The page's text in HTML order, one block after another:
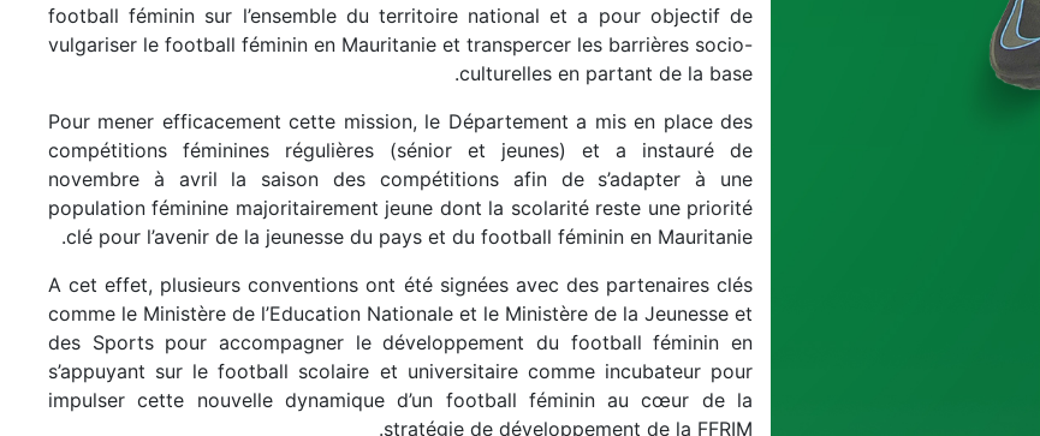
football féminin sur l’ensemble du territoire national et a pour objectif de
vulgariser le football féminin en Mauritanie et transpercer les barrières socio-
culturelles en partant de la base.
Pour mener efficacement cette mission, le Département a mis en place des
compétitions féminines régulières (sénior et jeunes) et a instauré de
novembre à avril la saison des compétitions afin de s’adapter à une
population féminine majoritairement jeune dont la scolarité reste une priorité
clé pour l’avenir de la jeunesse du pays et du football féminin en Mauritanie.
A cet effet, plusieurs conventions ont été signées avec des partenaires clés
comme le Ministère de l’Education Nationale et le Ministère de la Jeunesse et
des Sports pour accompagner le développement du football féminin en
s’appuyant sur le football scolaire et universitaire comme incubateur pour
impulser cette nouvelle dynamique d’un football féminin au cœur de la
stratégie de développement de la FFRIM.